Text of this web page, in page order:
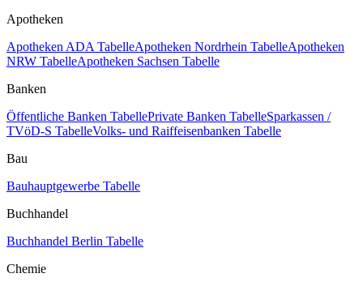
Apotheken
Apotheken ADA TabelleApotheken Nordrhein TabelleApotheken
NRW TabelleApotheken Sachsen Tabelle
Banken
Öffentliche Banken TabellePrivate Banken TabelleSparkassen /
TVöD-S TabelleVolks- und Raiffeisenbanken Tabelle
Bau
Bauhauptgewerbe Tabelle
Buchhandel
Buchhandel Berlin Tabelle
Chemie